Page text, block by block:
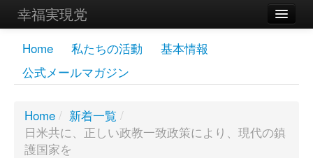
幸福実現党
メンバーズページ
党員
お問い合わせ
Home 私たちの活動
基本情報
公式メールマガジン
Home / 新着一覧 /
日米共に、正しい政教一致政策により、現代の鎮
護国家を